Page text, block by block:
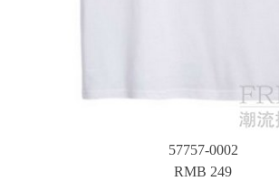
57757-0002
RMB 249